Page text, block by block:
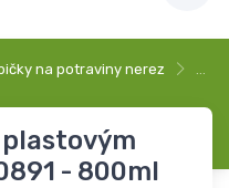
na potraviny nerez
- 800ml